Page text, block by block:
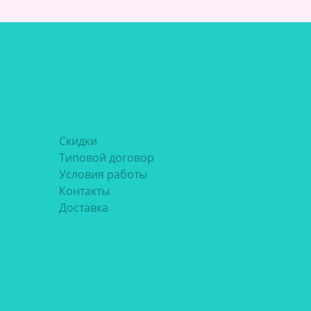
Скидки
Типовой договор
Условия работы
Контакты
Доставка